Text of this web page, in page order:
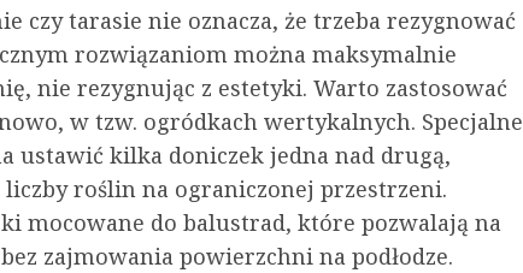
czy tarasie nie oznacza, że trzeba rezygnować
rozwiązaniom można maksymalnie
nie rezygnując z estetyki. Warto zastosować
w tzw. ogródkach wertykalnych. Specjalne
ustawić kilka doniczek jedna nad drugą,
roślin na ograniczonej przestrzeni.
mocowane do balustrad, które pozwalają na
zajmowania powierzchni na podłodze.